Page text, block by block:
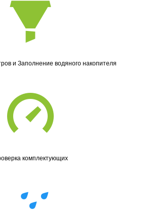
и Заполнение водяного накопителя
комплектующих